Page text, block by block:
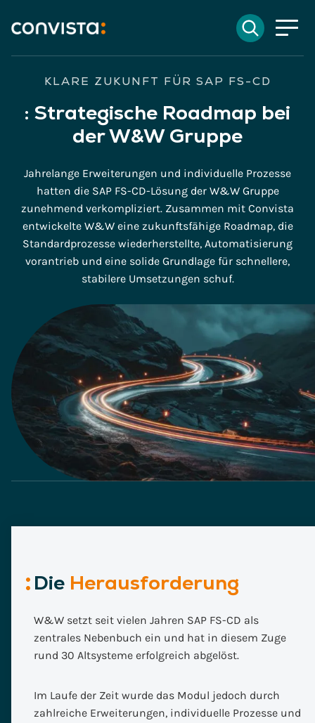
DE
Suchen
KLARE ZUKUNFT FÜR SAP FS-CD
: Strategische Roadmap bei
der W&W Gruppe
Jahrelange Erweiterungen und individuelle Prozesse
hatten die SAP FS-CD-Lösung der W&W Gruppe
zunehmend verkompliziert. Zusammen mit Convista
entwickelte W&W eine zukunftsfähige Roadmap, die
Standardprozesse wiederherstellte, Automatisierung
vorantrieb und eine solide Grundlage für schnellere,
stabilere Umsetzungen schuf.
Die Herausforderung
W&W setzt seit vielen Jahren SAP FS-CD als
zentrales Nebenbuch ein und hat in diesem Zuge
rund 30 Altsysteme erfolgreich abgelöst.
Im Laufe der Zeit wurde das Modul jedoch durch
zahlreiche Erweiterungen, individuelle Prozesse und